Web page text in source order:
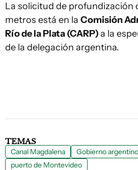
La solicitud de profundización
metros está en la Comisión
Río de la Plata (CARP)a la
de la delegación argentina.
TEMAS
Canal Magdalena
Gobierno argentino
puerto de Montevideo